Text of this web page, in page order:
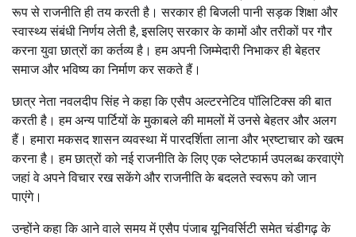
रूप से राजनीति ही तय करती है। सरकार ही बिजली पानी सड़क शिक्षा और
स्वास्थ्य संबंधी निर्णय लेती है, इसलिए सरकार के कामों और तरीकों पर गौर
करना युवा छात्रों का कर्तव्य है। हम अपनी जिम्मेदारी निभाकर ही बेहतर
समाज और भविष्य का निर्माण कर सकते हैं।
छात्र नेता नवलदीप सिंह ने कहा कि एसैप अल्टरनेटिव पॉलिटिक्स की बात
करती है। हम अन्य पार्टियों के मुकाबले की मामलों में उनसे बेहतर और अलग
हैं। हमारा मकसद शासन व्यवस्था में पारदर्शिता लाना और भ्रष्टाचार को खत्म
करना है। हम छात्रों को नई राजनीति के लिए एक प्लेटफार्म उपलब्ध करवाएंगे
जहां वे अपने विचार रख सकेंगे और राजनीति के बदलते स्वरूप को जान
पाएंगे।
उन्होंने कहा कि आने वाले समय में एसैप पंजाब यूनिवर्सिटी समेत चंडीगढ़ के